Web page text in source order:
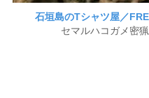
石垣島のTシャツ屋／
セマルハコガメ密